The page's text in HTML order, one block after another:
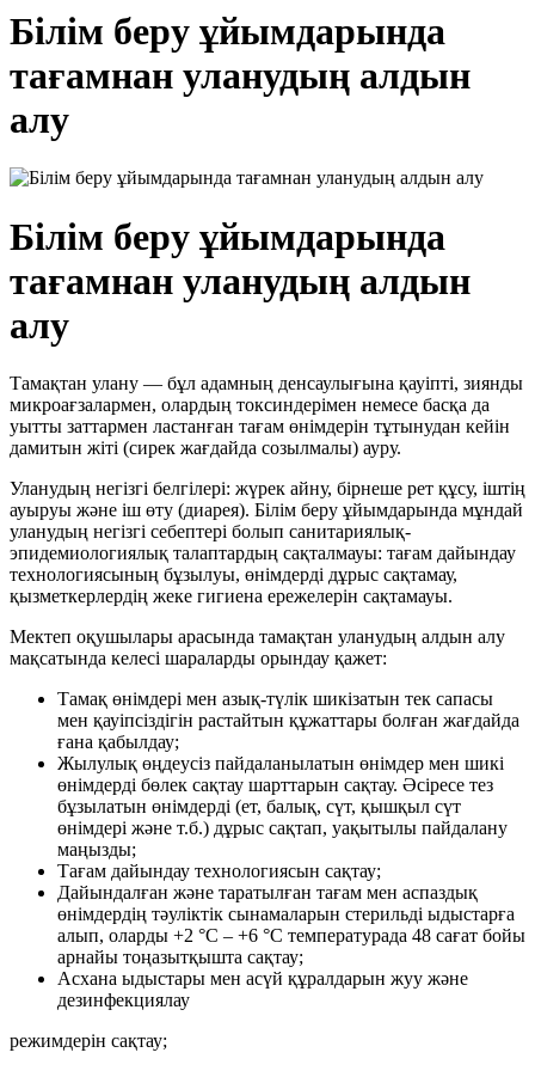
Білім беру ұйымдарында
тағамнан уланудың алдын
алу
Білім беру ұйымдарында
тағамнан уланудың алдын
алу
Тамақтан улану — бұл адамның денсаулығына қауіпті, зиянды
микроағзалармен, олардың токсиндерімен немесе басқа да
уытты заттармен ластанған тағам өнімдерін тұтынудан кейін
дамитын жіті (сирек жағдайда созылмалы) ауру.
Уланудың негізгі белгілері: жүрек айну, бірнеше рет құсу, іштің
ауыруы және іш өту (диарея). Білім беру ұйымдарында мұндай
уланудың негізгі себептері болып санитариялық-
эпидемиологиялық талаптардың сақталмауы: тағам дайындау
технологиясының бұзылуы, өнімдерді дұрыс сақтамау,
қызметкерлердің жеке гигиена ережелерін сақтамауы.
Мектеп оқушылары арасында тамақтан уланудың алдын алу
мақсатында келесі шараларды орындау қажет:
Тамақ өнімдері мен азық-түлік шикізатын тек сапасы
мен қауіпсіздігін растайтын құжаттары болған жағдайда
ғана қабылдау;
Жылулық өңдеусіз пайдаланылатын өнімдер мен шикі
өнімдерді бөлек сақтау шарттарын сақтау. Әсіресе тез
бұзылатын өнімдерді (ет, балық, сүт, қышқыл сүт
өнімдері және т.б.) дұрыс сақтап, уақытылы пайдалану
маңызды;
Тағам дайындау технологиясын сақтау;
Дайындалған және таратылған тағам мен аспаздық
өнімдердің тәуліктік сынамаларын стерильді ыдыстарға
алып, оларды +2 °C – +6 °C температурада 48 сағат бойы
арнайы тоңазытқышта сақтау;
Асхана ыдыстары мен асүй құралдарын жуу және
дезинфекциялау
режимдерін сақтау;